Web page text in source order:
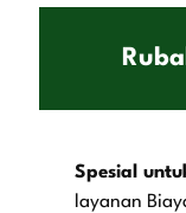
Spesial
layanan